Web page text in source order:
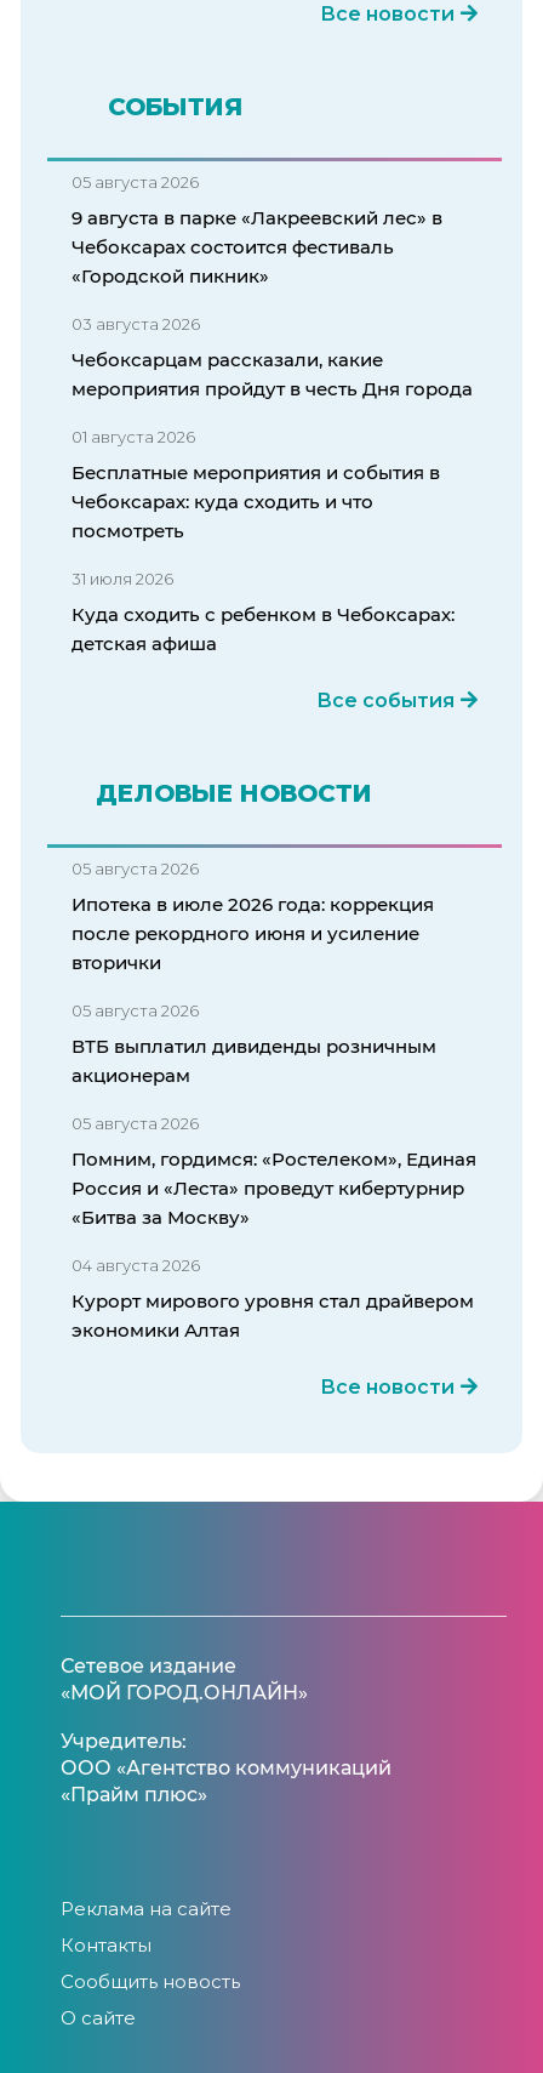
Все новости
СОБЫТИЯ
05 августа 2026
9 августа в парке «Лакреевский лес» в
Чебоксарах состоится фестиваль
«Городской пикник»
03 августа 2026
Чебоксарцам рассказали, какие
мероприятия пройдут в честь Дня города
01 августа 2026
Бесплатные мероприятия и события в
Чебоксарах: куда сходить и что
посмотреть
31 июля 2026
Куда сходить с ребенком в Чебоксарах:
детская афиша
Все события
ДЕЛОВЫЕ НОВОСТИ
05 августа 2026
Ипотека в июле 2026 года: коррекция
после рекордного июня и усиление
вторички
05 августа 2026
ВТБ выплатил дивиденды розничным
акционерам
05 августа 2026
Помним, гордимся: «Ростелеком», Единая
Россия и «Леста» проведут кибертурнир
«Битва за Москву»
04 августа 2026
Курорт мирового уровня стал драйвером
экономики Алтая
Все новости
Сетевое издание
«МОЙ ГОРОД.ОНЛАЙН»
Учредитель:
ООО «Агентство коммуникаций
«Прайм плюс»
Реклама на сайте
Контакты
Сообщить новость
О сайте